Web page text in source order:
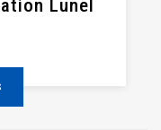
Lunel